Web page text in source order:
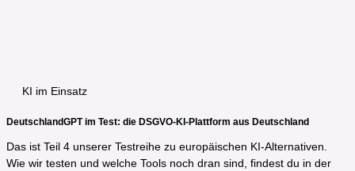
KI im Einsatz
DeutschlandGPT im Test: die DSGVO-KI-Plattform aus Deutschland
Das ist Teil 4 unserer Testreihe zu europäischen KI-Alternativen.
Wie wir testen und welche Tools noch dran sind, findest du in der